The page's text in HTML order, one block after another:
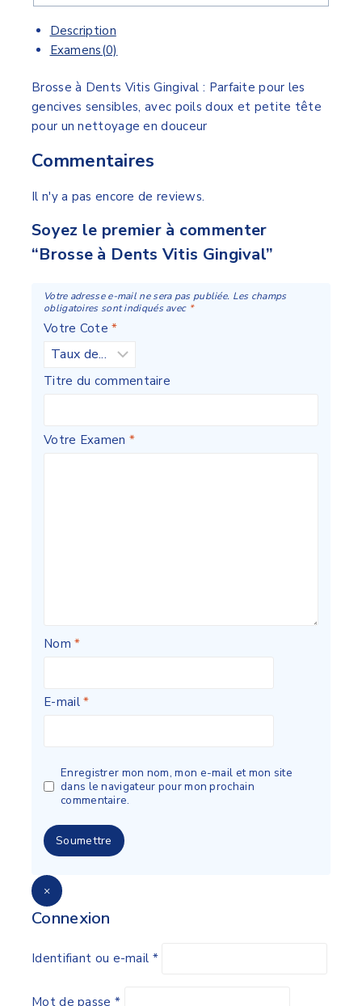
Description
Examens(0)
Brosse à Dents Vitis Gingival : Parfaite pour les
gencives sensibles, avec poils doux et petite tête
pour un nettoyage en douceur
Commentaires
Il n'y a pas encore de reviews.
Soyez le premier à commenter
“Brosse à Dents Vitis Gingival”
Votre adresse e-mail ne sera pas publiée. Les champs
obligatoires sont indiqués avec *
Votre Cote*
Titre du commentaire
Votre Examen *
Nom*
E-mail*
Enregistrer mon nom, mon e-mail et mon site
dans le navigateur pour mon prochain
commentaire.
×
Connexion
Identifiant ou e-mail *
Mot de passe *